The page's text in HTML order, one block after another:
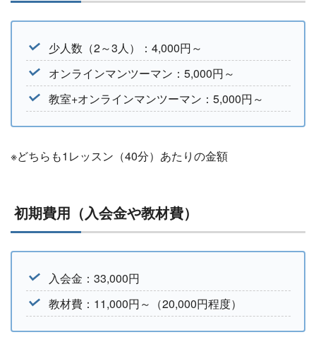
少人数（2～3人）：4,000円～
オンラインマンツーマン：5,000円～
教室+オンラインマンツーマン：5,000円～
※どちらも1レッスン（40分）あたりの金額
初期費用（入会金や教材費）
入会金：33,000円
教材費：11,000円～（20,000円程度）